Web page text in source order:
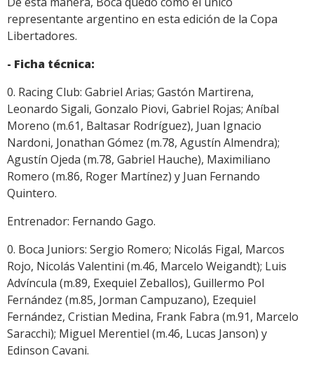
representante argentino en esta edición de la Copa
Libertadores.
- Ficha técnica:
0. Racing Club: Gabriel Arias; Gastón Martirena,
Leonardo Sigali, Gonzalo Piovi, Gabriel Rojas; Aníbal
Moreno (m.61, Baltasar Rodríguez), Juan Ignacio
Nardoni, Jonathan Gómez (m.78, Agustín Almendra);
Agustín Ojeda (m.78, Gabriel Hauche), Maximiliano
Romero (m.86, Roger Martínez) y Juan Fernando
Quintero.
Entrenador: Fernando Gago.
0. Boca Juniors: Sergio Romero; Nicolás Figal, Marcos
Rojo, Nicolás Valentini (m.46, Marcelo Weigandt); Luis
Advíncula (m.89, Exequiel Zeballos), Guillermo Pol
Fernández (m.85, Jorman Campuzano), Ezequiel
Fernández, Cristian Medina, Frank Fabra (m.91, Marcelo
Saracchi); Miguel Merentiel (m.46, Lucas Janson) y
Edinson Cavani.